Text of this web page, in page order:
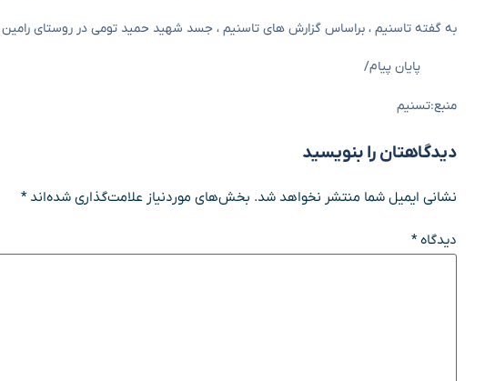
به گفته تاسنیم ، براساس گزارش های تاسنیم ، جسد شهید حمید تومی در روستای
پایان پیام/
منبع:تسنیم
دیدگاهتان را بنویسید
نشانی ایمیل شما منتشر نخواهد شد. بخش‌های موردنیاز علامت‌گذاری شده‌اند*
دیدگاه*